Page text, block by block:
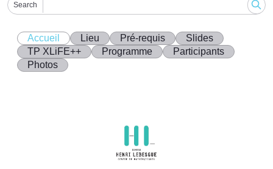
Search
Accueil Lieu Pré-requis
Slides
TP XLiFE++
Programme
Participants
Photos